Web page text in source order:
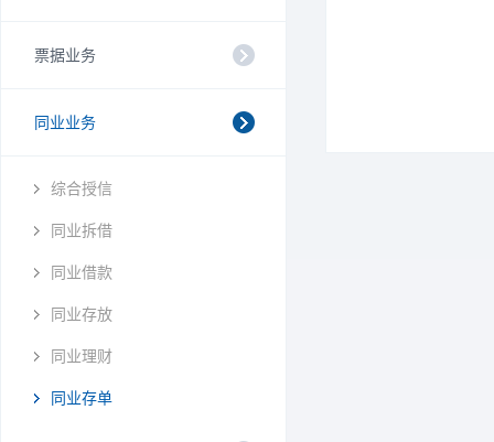
票据业务
同业业务
综合授信
同业拆借
同业借款
同业存放
同业理财
同业存单